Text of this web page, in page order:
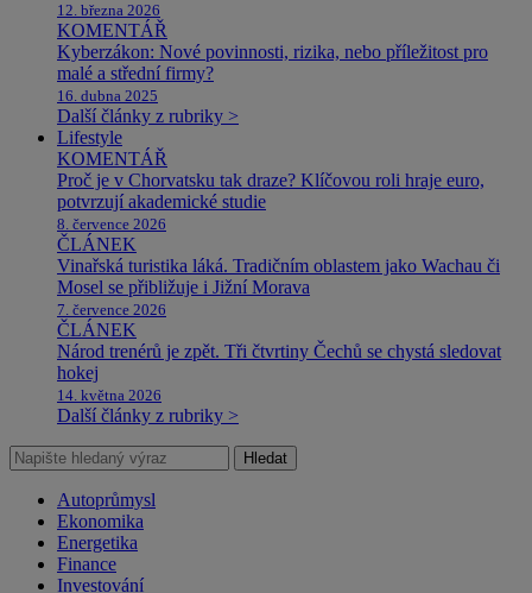
12. března 2026
KOMENTÁŘ
Kyberzákon: Nové povinnosti, rizika, nebo příležitost pro
malé a střední firmy?
16. dubna 2025
Další články z rubriky >
Lifestyle
KOMENTÁŘ
Proč je v Chorvatsku tak draze? Klíčovou roli hraje euro,
potvrzují akademické studie
8. července 2026
ČLÁNEK
Vinařská turistika láká. Tradičním oblastem jako Wachau či
Mosel se přibližuje i Jižní Morava
7. července 2026
ČLÁNEK
Národ trenérů je zpět. Tři čtvrtiny Čechů se chystá sledovat
hokej
14. května 2026
Další články z rubriky >
Hledat
Autoprůmysl
Ekonomika
Energetika
Finance
Investování